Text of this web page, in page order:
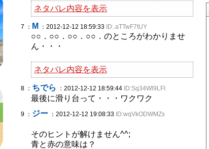
ネタバレ内容を表示
7 ： M ：2012-12-12 18:59:33 ID:.aTTwF7tUY
○○．○○．○○．○○．のところがわかりませ
ん・・・
ネタバレ内容を表示
8 ： ちでら ：2012-12-12 18:59:44 ID:Sq34Wl9LFI
最後に滑り台って・・・ワクワク
9 ： ジー ：2012-12-12 19:08:33 ID:wqVkODWMZs
そのヒントが解けません^^;
青と赤の意味は？